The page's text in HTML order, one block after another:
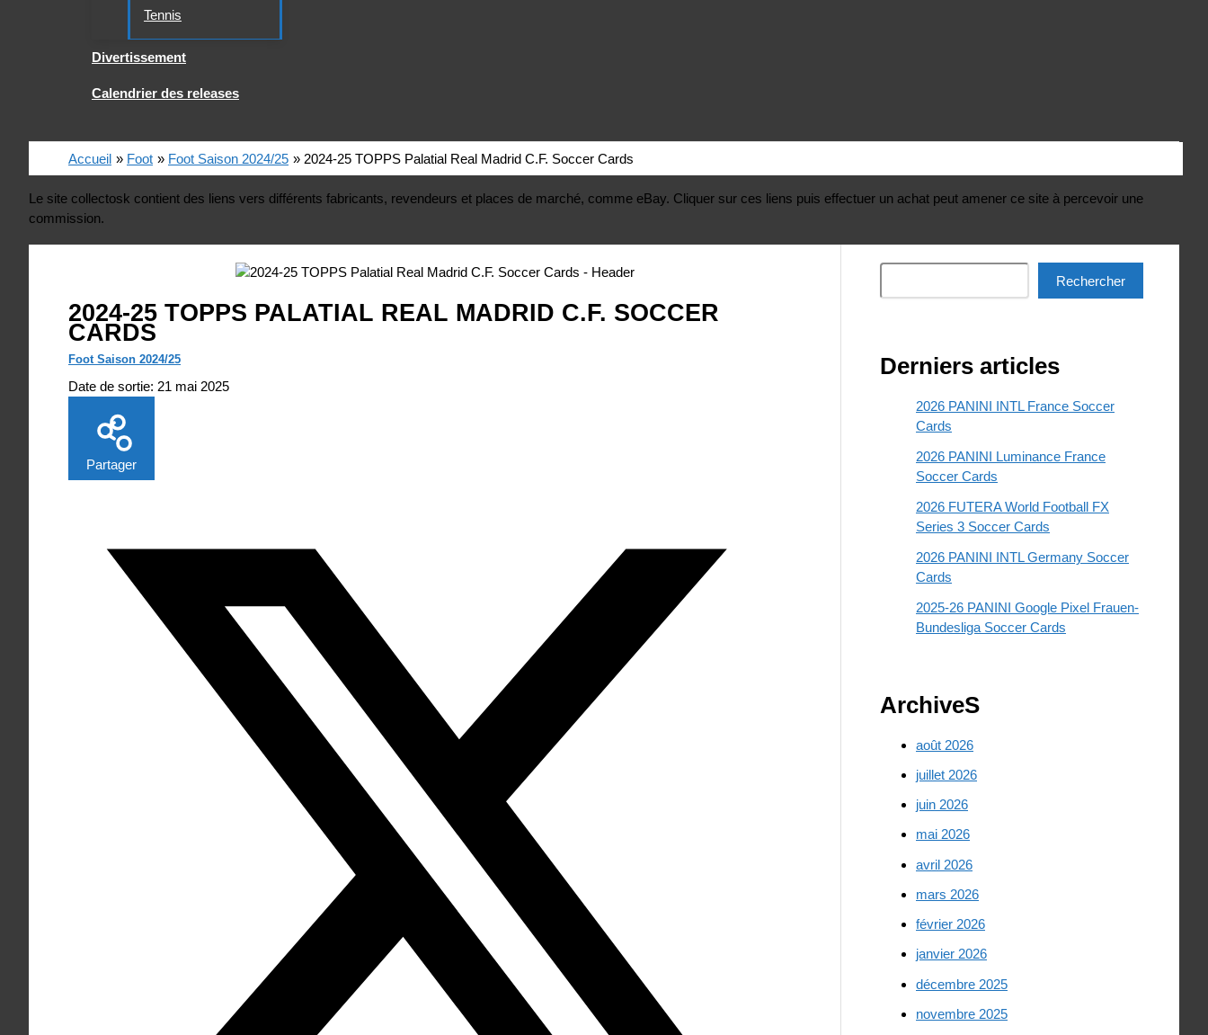
Tennis
Divertissement
Calendrier des releases
Accueil Foot Foot Saison 2024/25 2024-25 TOPPS Palatial Real Madrid C.F. Soccer Cards
Le site collectosk contient des liens vers différents fabricants, revendeurs et places de marché, comme eBay. Cliquer sur ces liens puis effectuer un achat peut amener ce site à percevoir une
commission.
2024-25 TOPPS PALATIAL REAL MADRID C.F. SOCCER
CARDS
Foot Saison 2024/25
Date de sortie: 21 mai 2025
Partager
Rechercher
Derniers articles
2026 PANINI INTL France Soccer
Cards
2026 PANINI Luminance France
Soccer Cards
2026 FUTERA World Football FX
Series 3 Soccer Cards
2026 PANINI INTL Germany Soccer
Cards
2025-26 PANINI Google Pixel Frauen-
Bundesliga Soccer Cards
ArchiveS
août 2026
juillet 2026
juin 2026
mai 2026
avril 2026
mars 2026
février 2026
janvier 2026
décembre 2025
novembre 2025